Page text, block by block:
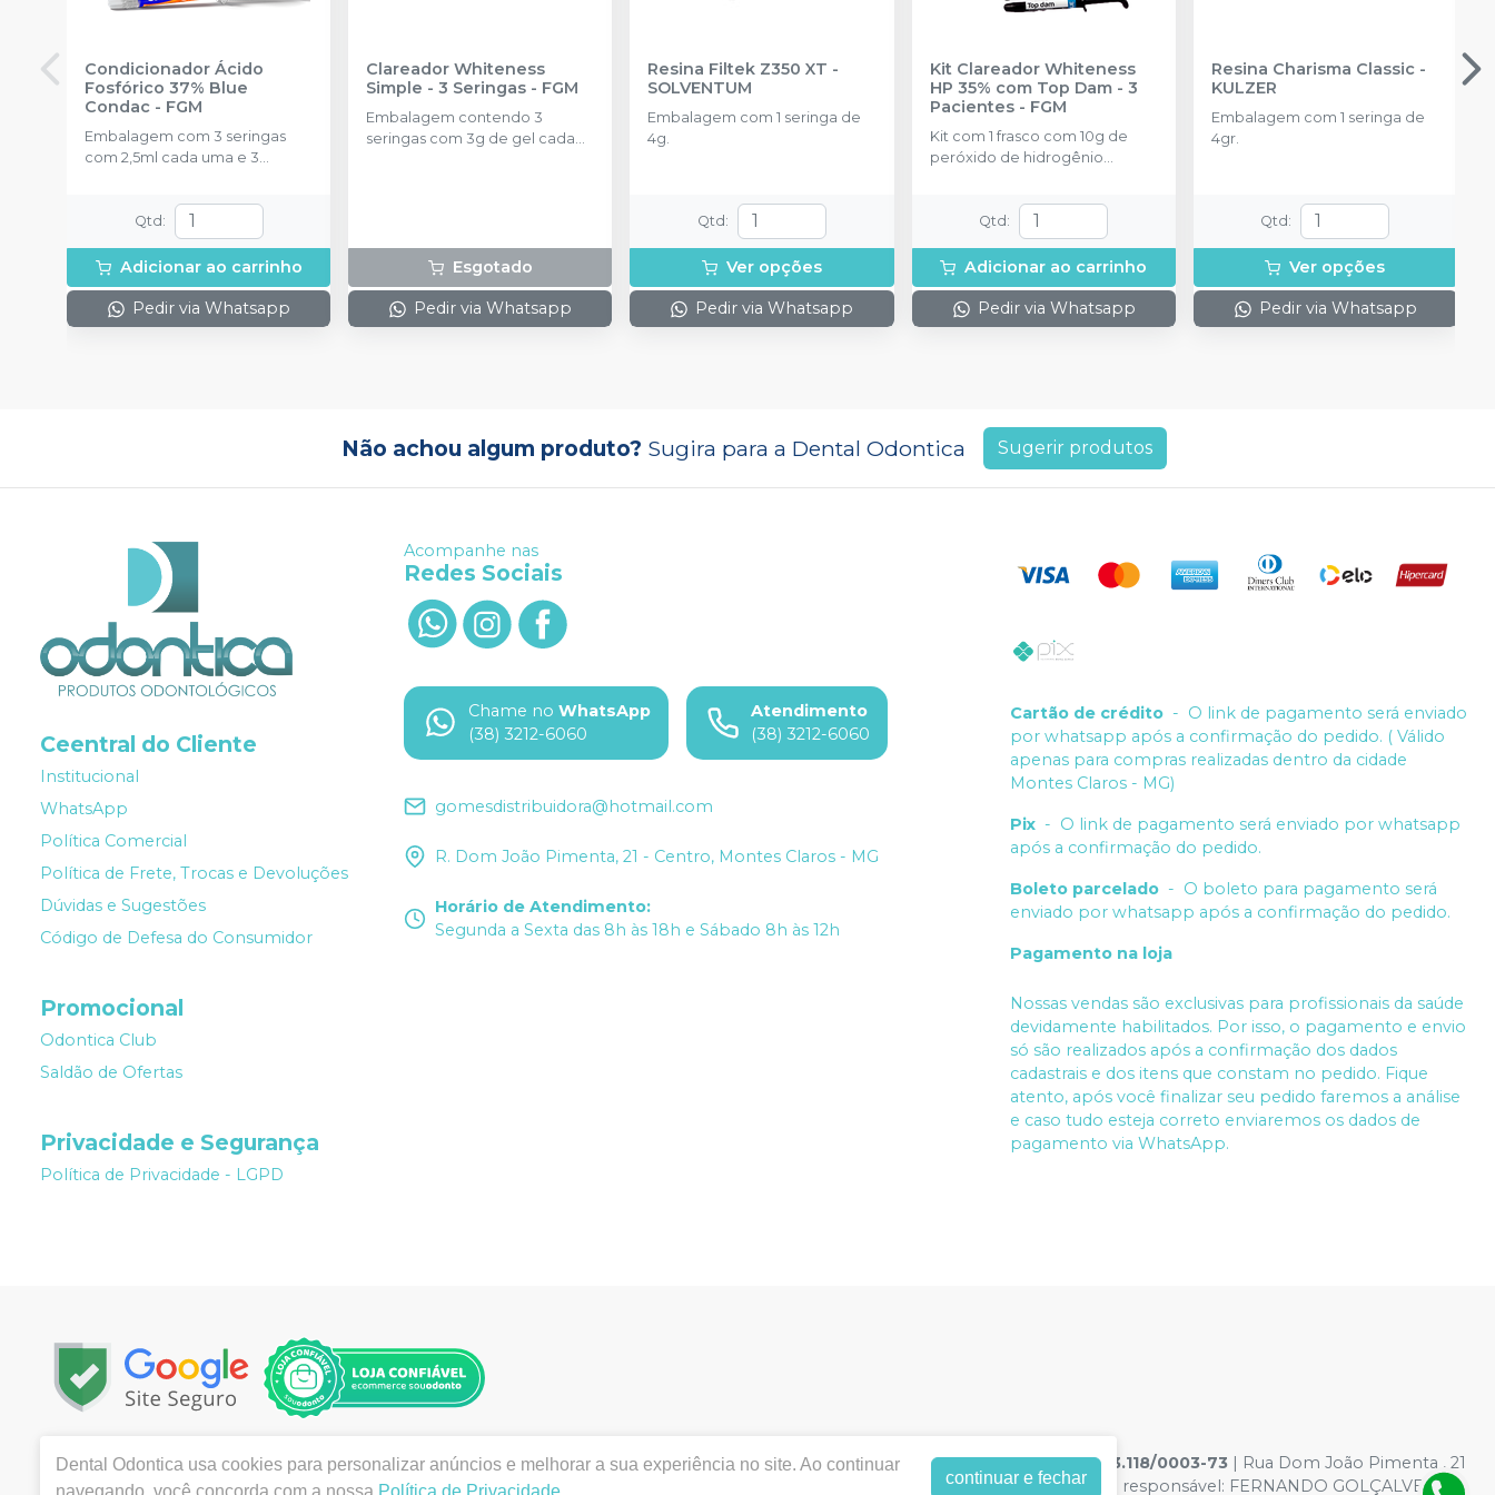
Condicionador Ácido
Fosfórico 37% Blue
Condac - FGM
Embalagem com 3 seringas
com 2,5ml cada uma e 3
Qtd :
Adicionar ao carrinho
Pedir via Whatsapp
Clareador Whiteness
Simple - 3 Seringas - FGM
Embalagem contendo 3
seringas com 3g de gel cada
Esgotado
Pedir via Whatsapp
Resina Filtek Z350 XT -
SOLVENTUM
Embalagem com 1 seringa de
4g.
Qtd :
Ver opções
Pedir via Whatsapp
Kit Clareador Whiteness
HP 35% com Top Dam - 3
Pacientes- FGM
Kit com 1 frasco com 10g de
peróxido de hidrogênio
2g de solução Neutralize
(neutralizante de peróxidos) + 1
espátula e uma placa para
preparo do gel e 1 Top Dam
com 2g.
Qtd :
Adicionar ao carrinho
Pedir via Whatsapp
Resina Charisma Classic-
KULZER
Embalagem com 1 seringa de
4gr.
Qtd :
Ver opções
Pedir via Whatsapp
Não achou algum produto? Sugira para a Dental Odontica Sugerir produtos
Ceentral do Cliente
Institucional
WhatsApp
Política Comercial
Política de Frete, Trocas e Devoluções
Dúvidas e Sugestões
Código de Defesa do Consumidor
Promocional
Odontica Club
Saldão de Ofertas
Privacidade e Segurança
Política de Privacidade - LGPD
Acompanhe nas
Redes Sociais
Chame no WhatsApp
(38) 3212-6060
Atendimento
(38) 3212-6060
gomesdistribuidora@hotmail.com
R. Dom João Pimenta, 21 - Centro, Montes Claros - MG
Horário de Atendimento:
Segunda a Sexta das 8h às 18h e Sábado 8h às 12h
Cartão de crédito - O link de pagamento será enviado
por whatsapp após a confirmação do pedido. ( Válido
apenas para compras realizadas dentro da cidade
Montes Claros - MG)
Pix - O link de pagamento será enviado por whatsapp
após a confirmação do pedido.
Boleto parcelado - O boleto para pagamento será
enviado por whatsapp após a confirmação do pedido.
Pagamento na loja
Nossas vendas são exclusivas para profissionais da saúde
devidamente habilitados. Por isso, o pagamento e envio
só são realizados após a confirmação dos dados
cadastrais e dos itens que constam no pedido. Fique
atento, após você finalizar seu pedido faremos a análise
e caso tudo esteja correto enviaremos os dados de
pagamento via WhatsApp.
Copyright © 2022 | Todos os direitos reservados | www.dentalodontica.com.br |ODONTICA PRODUTOS ODONTOLOGICOS|03.513.118/0003-73 | Rua Dom João Pimenta , 21
, Centro , Montes Claros / MG - CEP 39400-003 | Autorizações de Funcionamento ANVISA - Medicamentos: 1.27897-8 - Farmacêutico responsável: FERNANDO GOLÇALVES
Dental Odontica usa cookies para personalizar anúncios e melhorar a sua experiência no site. Ao continuar
navegando, você concorda com a nossa Política de Privacidade
continuar e fechar